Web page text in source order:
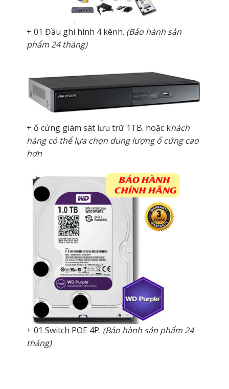
+ 01 Đầu ghi hình 4 kênh. (Bảo hành sản
phẩm 24 tháng)
+ ổ cứng giám sát lưu trữ 1TB. hoặc khách
hàng có thể lựa chọn dung lượng ổ cứng cao
hơn
+ 01 Switch POE 4P. (Bảo hành sản phẩm 24
tháng)